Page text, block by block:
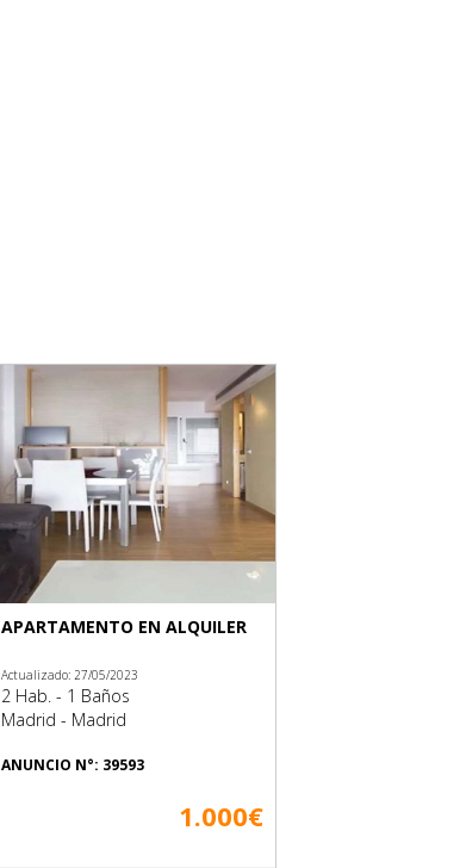
APARTAMENTO EN ALQUILER
Actualizado: 27/05/2023
2 Hab. - 1 Baños
Madrid - Madrid
ANUNCIO N°: 39593
1.000€